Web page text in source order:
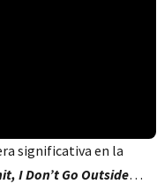
significativa en la
I Don’t Go Outside…